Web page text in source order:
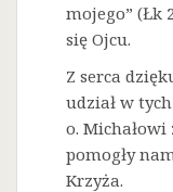
mojego” (Łk
się Ojcu.
Z serca
udział w
o.
pomogły
Krzyża.